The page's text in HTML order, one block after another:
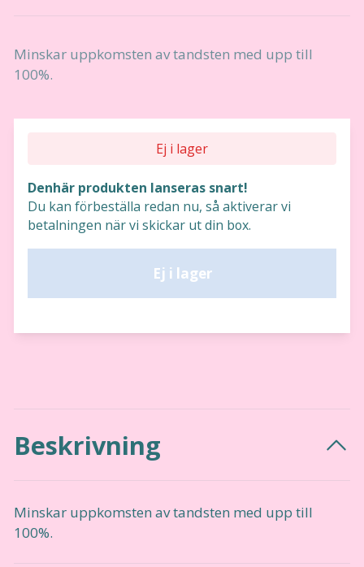
Minskar uppkomsten av tandsten med upp till
100%.
Ej i lager
Denhär produkten lanseras snart!
Du kan förbeställa redan nu, så aktiverar vi
betalningen när vi skickar ut din box.
Ej i lager
Beskrivning
Minskar uppkomsten av tandsten med upp till
100%.